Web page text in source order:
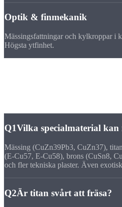
Optik & finmekanik
Mässingsfattningar och kylkroppar i
Högsta ytfinhet.
Q1Vilka specialmaterial kan
Mässing (CuZn39Pb3, CuZn37),
(E-Cu57, E-Cu58), brons (CuSn8,
och fler tekniska plaster. Även
Q2Är titan svårt att fräsa?